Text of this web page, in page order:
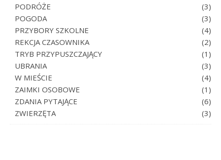
PODRÓŻE
(3)
POGODA
(3)
PRZYBORY SZKOLNE
(4)
REKCJA CZASOWNIKA
(2)
TRYB PRZYPUSZCZAJĄCY
(1)
UBRANIA
(3)
W MIEŚCIE
(4)
ZAIMKI OSOBOWE
(1)
ZDANIA PYTAJĄCE
(6)
ZWIERZĘTA
(3)